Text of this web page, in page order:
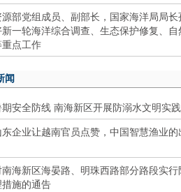
源部党组成员、副部长，国家海洋局局
一轮海洋综合调查、生态保护修复、
点工作
闻
安全防线 南海新区开展防溺水文明实
企业让越南官员点赞，中国智慧渔业的
海新区海晏路、明珠西路部分路段实
施的通告